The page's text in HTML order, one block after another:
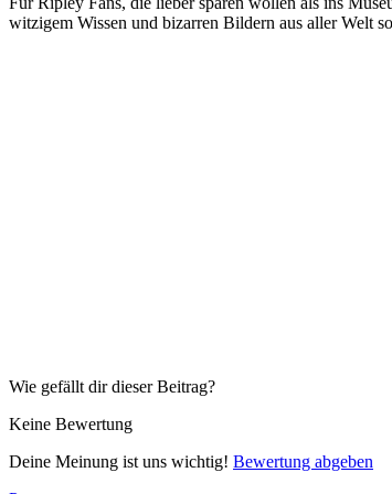
witzigem Wissen und bizarren Bildern aus aller Welt
Wie gefällt dir dieser Beitrag?
Keine Bewertung
Deine Meinung ist uns wichtig! Bewertung abgeben